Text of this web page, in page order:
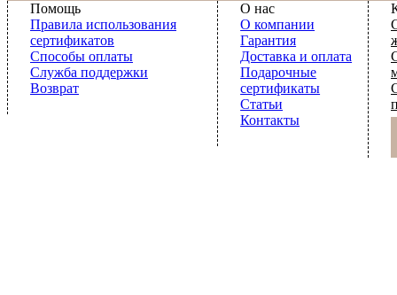
Помощь
Правила использования
сертификатов
Способы оплаты
Служба поддержки
Возврат
О нас
О компании
Гарантия
Доставка и оплата
Подарочные
сертификаты
Статьи
Контакты